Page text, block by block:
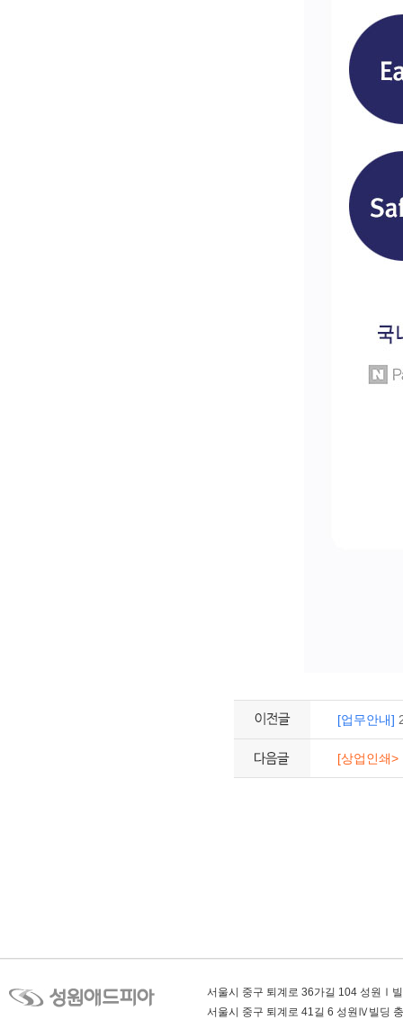
[업무안내]
[상업인쇄>
서울시 중구 퇴계로 36가길 104 성원Ⅰ
서울시 중구 퇴계로 41길 6 성원Ⅳ빌딩